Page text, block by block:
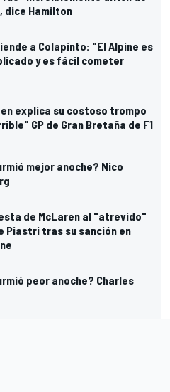
dice Hamilton
a Colapinto: "El Alpine es
y es fácil cometer
explica su costoso trompo
GP de Gran Bretaña de F1
mejor anoche? Nico
de McLaren al "atrevido"
Piastri tras su sanción en
peor anoche? Charles